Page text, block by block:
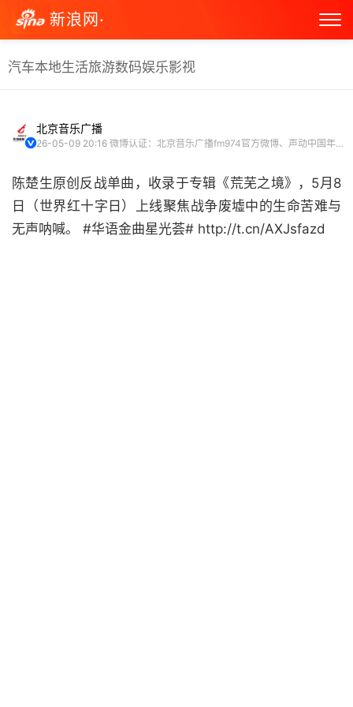
新浪网·
汽车本地生活旅游数码娱乐影视
北京音乐广播
26-05-09 20:16 微博认证：北京音乐广播fm974官方微博、声动中国年度最具影响力电台
陈楚生原创反战单曲，收录于专辑《荒芜之境》，5月8
日（世界红十字日）上线聚焦战争废墟中的生命苦难与
无声呐喊。 #华语金曲星光荟# http://t.cn/AXJsfazd ​